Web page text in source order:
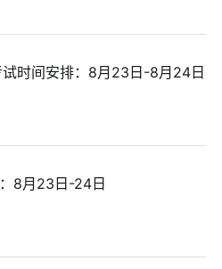
时间安排：8月23日-8月24日
8月23日-24日